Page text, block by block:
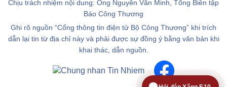
Chịu trách nhiệm nội dung: Ông Nguyễn Văn Minh, Tổng Biên tập
Báo Công Thương
Ghi rõ nguồn “Cổng thông tin điện tử Bộ Công Thương” khi trích
dẫn lại tin từ địa chỉ này và phải được sự đồng ý bằng văn bản khi
khai thác, dẫn nguồn.